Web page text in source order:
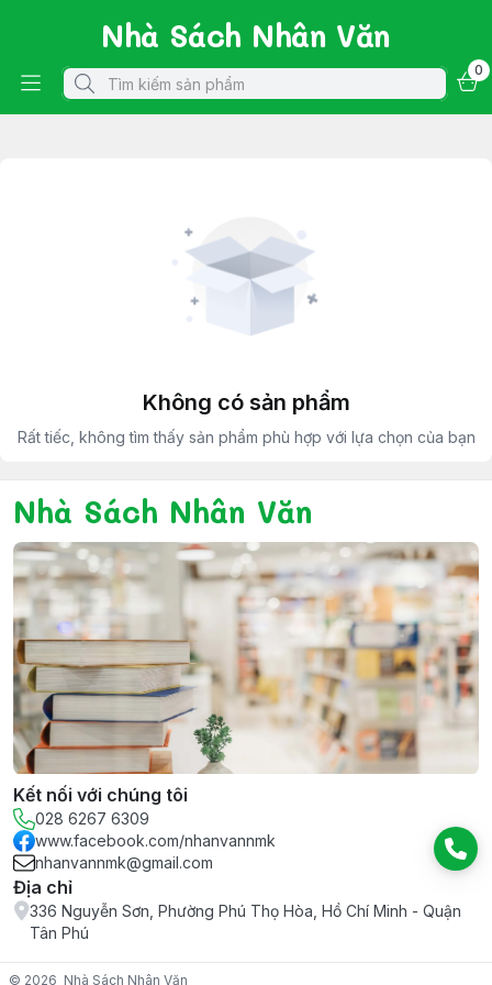
Nhà Sách Nhân Văn
0
Không có sản phẩm
Rất tiếc, không tìm thấy sản phẩm phù hợp với lựa chọn của bạn
Nhà Sách Nhân Văn
Kết nối với chúng tôi
028 6267 6309
www.facebook.com/nhanvannmk
nhanvannmk@gmail.com
Địa chỉ
336 Nguyễn Sơn, Phường Phú Thọ Hòa, Hồ Chí Minh - Quận
Tân Phú
© 2026 Nhà Sách Nhân Văn